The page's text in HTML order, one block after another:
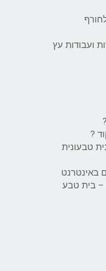
ועבודות עץ
?
טבעונית
באינטרנט
– בית טבע